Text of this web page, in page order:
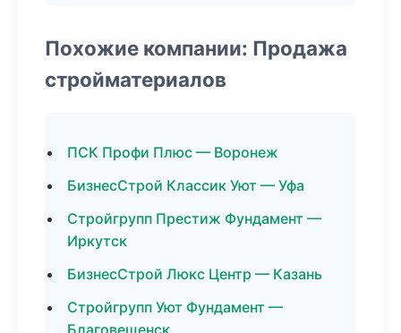
Похожие компании: Продажа
стройматериалов
ПСК Профи Плюс — Воронеж
БизнесСтрой Классик Уют — Уфа
Стройгрупп Престиж Фундамент —
Иркутск
БизнесСтрой Люкс Центр — Казань
Стройгрупп Уют Фундамент —
Благовещенск